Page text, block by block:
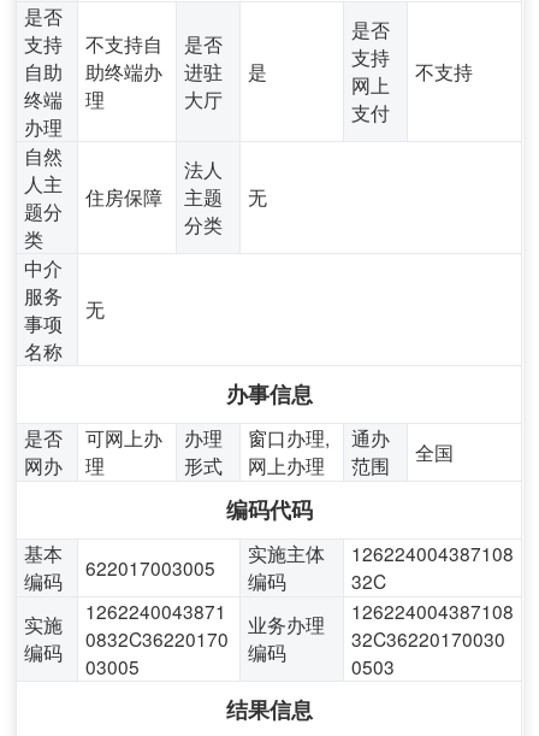
是否
支持
自助
终端
办理
不支持自
助终端办
理
是否
进驻
大厅
是
是否
支持
网上
支付
不支持
自然
人主
题分
类
住房保障
法人
主题
分类
无
中介
服务
事项
名称
无
办事信息
是否
网办
可网上办
理
办理
形式
窗口办理,
网上办理
通办
范围
全国
编码代码
基本
编码
622017003005
实施主体
编码
126224004387108
32C
实施
编码
1262240043871
0832C36220170
03005
业务办理
编码
126224004387108
32C36220170030
0503
结果信息